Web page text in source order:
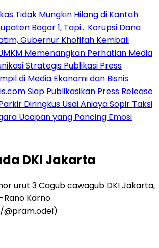
Tidak Mungkin Hilang di Kantah
Bogor 1, Tapi… Korupsi Dana
Gubernur Khofifah Kembali
Memenangkan Perhatian Media
Strategis Publikasi Press
di Media Ekonomi dan Bisnis
Siap Publikasikan Press Release
Diringkus Usai Aniaya Sopir Taksi
Ucapan yang Pancing Emosi
DKI Jakarta